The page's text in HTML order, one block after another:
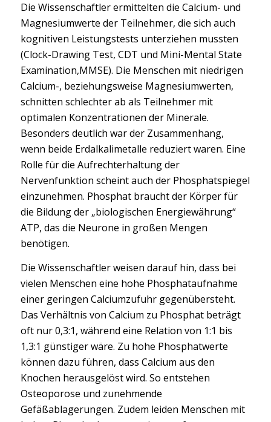
Die Wissenschaftler ermittelten die Calcium- und
Magnesiumwerte der Teilnehmer, die sich auch
kognitiven Leistungstests unterziehen mussten
(Clock-Drawing Test, CDT und Mini-Mental State
Examination,MMSE). Die Menschen mit niedrigen
Calcium-, beziehungsweise Magnesiumwerten,
schnitten schlechter ab als Teilnehmer mit
optimalen Konzentrationen der Minerale.
Besonders deutlich war der Zusammenhang,
wenn beide Erdalkalimetalle reduziert waren. Eine
Rolle für die Aufrechterhaltung der
Nervenfunktion scheint auch der Phosphatspiegel
einzunehmen. Phosphat braucht der Körper für
die Bildung der „biologischen Energiewährung“
ATP, das die Neurone in großen Mengen
benötigen.
Die Wissenschaftler weisen darauf hin, dass bei
vielen Menschen eine hohe Phosphataufnahme
einer geringen Calciumzufuhr gegenübersteht.
Das Verhältnis von Calcium zu Phosphat beträgt
oft nur 0,3:1, während eine Relation von 1:1 bis
1,3:1 günstiger wäre. Zu hohe Phosphatwerte
können dazu führen, dass Calcium aus den
Knochen herausgelöst wird. So entstehen
Osteoporose und zunehmende
Gefäßablagerungen. Zudem leiden Menschen mit